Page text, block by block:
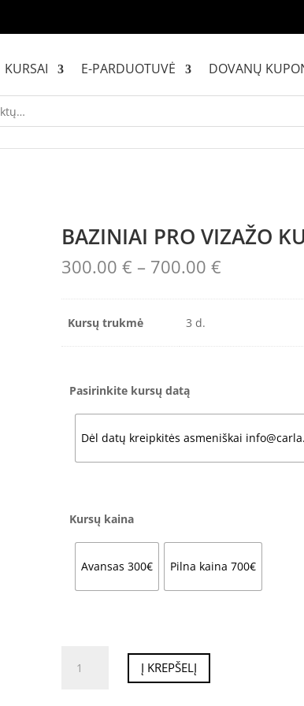
KURSAI E-PARDUOTUVĖ DOVANŲ
BAZINIAI PRO VIZAŽO
300.00€ – 700.00€
300.00 €
Kursų trukmė 3 d.
Pasirinkite kursų datą
Dėl datų kreipkitės asmeniškai
Kursų kaina
Avansas 300€ Pilna kaina 700€
kiekis:
Į KREPŠELĮ